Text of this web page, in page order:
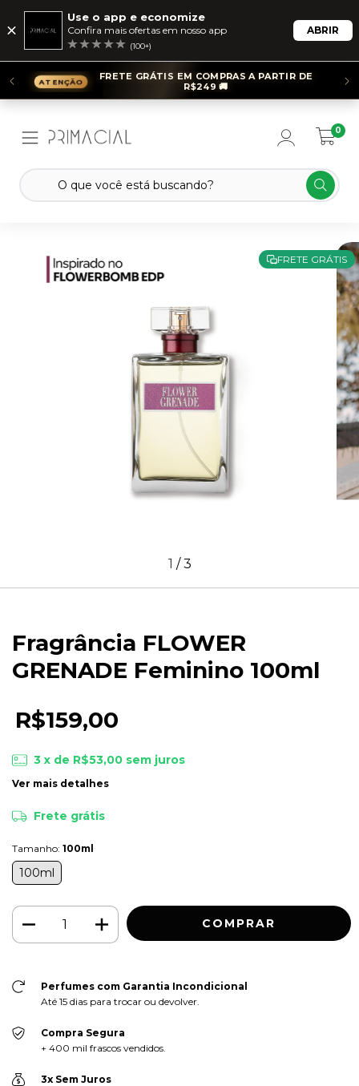
Use o app e economize
Confira mais ofertas em nosso app
(100+)
ABRIR
FRETE GRÁTIS EM COMPRAS A PARTIR DE
R$249 🚚
0
FRETE GRÁTIS
1 /3
Fragrância FLOWER
GRENADE Feminino 100ml
R$159,00
3 x de R$53,00 sem juros
Ver mais detalhes
Frete grátis
Tamanho: 100ml
100ml
Perfumes com Garantia Incondicional
Até 15 dias para trocar ou devolver.
Compra Segura
+ 400 mil frascos vendidos.
3x Sem Juros